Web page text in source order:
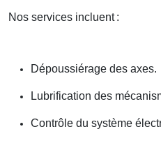
Nos services incluent :
Dépoussiérage des axes.
Lubrification des
Contrôle du système